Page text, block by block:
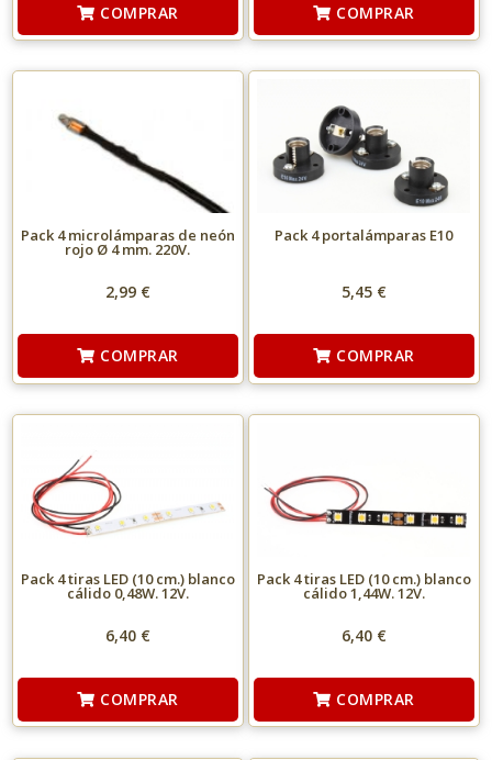
COMPRAR COMPRAR
Pack 4 microlámparas de neón
rojo Ø 4 mm. 220V.
2,99 €
COMPRAR
Pack 4 portalámparas E10
5,45 €
COMPRAR
Pack 4 tiras LED (10 cm.) blanco
cálido 0,48W. 12V.
6,40 €
COMPRAR
Pack 4 tiras LED (10 cm.) blanco
cálido 1,44W. 12V.
6,40 €
COMPRAR